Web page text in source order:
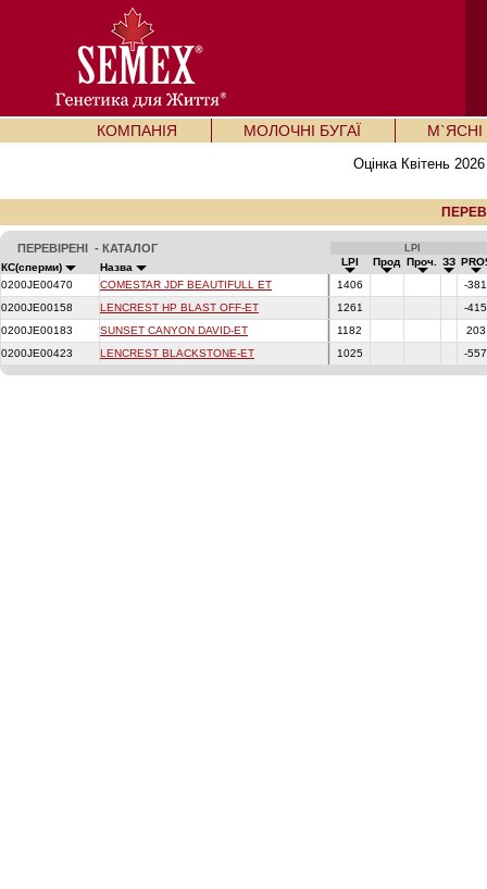
КОМПАНІЯ МОЛОЧНІ БУГАЇ М`ЯСНІ
Оцінка Квітень
ПЕРЕВІРЕНІ - КАТАЛОГ LPI
КС(сперми) Назва LPI Прод Проч. ЗЗ
0200JE00470
COMESTAR JDF BEAUTIFULL ET 1406
-
0200JE00158
LENCREST HP BLAST OFF-ET 1261
-
0200JE00183
SUNSET CANYON DAVID-ET 1182
0200JE00423
LENCREST BLACKSTONE-ET 1025 -